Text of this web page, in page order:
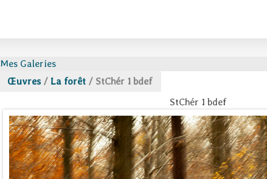
Mes Galeries
Œuvres / La forêt / StChér 1 bdef
StChér 1 bdef